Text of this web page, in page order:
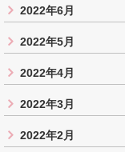
2022年6月
2022年5月
2022年4月
2022年3月
2022年2月